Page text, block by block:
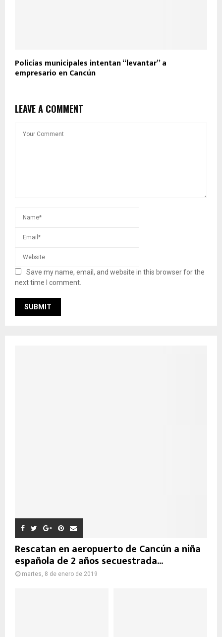
Policías municipales intentan “levantar” a
empresario en Cancún
LEAVE A COMMENT
Save my name, email, and website in this browser for the
next time I comment.
Rescatan en aeropuerto de Cancún a niña
española de 2 años secuestrada...
martes, 8 de enero de 2019